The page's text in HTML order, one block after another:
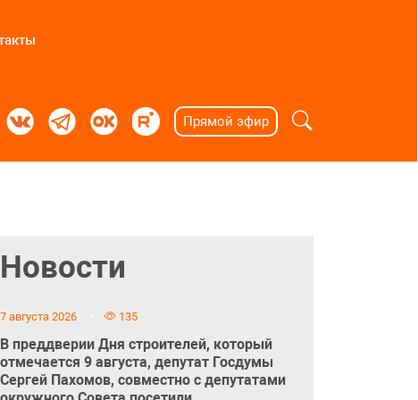
Прямой эфир
Новости
7 августа 2026 135
В преддверии Дня строителей, который
отмечается 9 августа, депутат Госдумы
Сергей Пахомов, совместно с депутатами